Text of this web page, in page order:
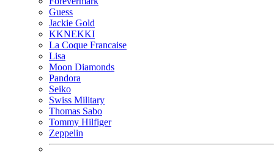
Guess
Jackie Gold
KKNEKKI
La Coque Francaise
Lisa
Moon Diamonds
Pandora
Seiko
Swiss Military
Thomas Sabo
Tommy Hilfiger
Zeppelin